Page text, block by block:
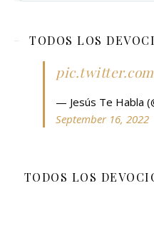
TODOS LOS
— Jesús Te Habla
September 16, 2022
TODOS LOS